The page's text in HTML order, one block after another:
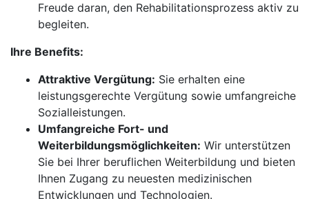
Freude daran, den Rehabilitationsprozess aktiv zu
begleiten.
Ihre Benefits:
Attraktive Vergütung: Sie erhalten eine
leistungsgerechte Vergütung sowie umfangreiche
Sozialleistungen.
Umfangreiche Fort- und
Weiterbildungsmöglichkeiten: Wir unterstützen
Sie bei Ihrer beruflichen Weiterbildung und bieten
Ihnen Zugang zu neuesten medizinischen
Entwicklungen und Technologien.